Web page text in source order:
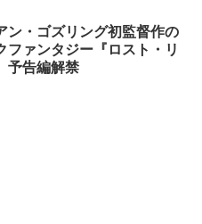
ン・ゴズリング初監督作の
ファンタジー『ロスト・リ
予告編解禁